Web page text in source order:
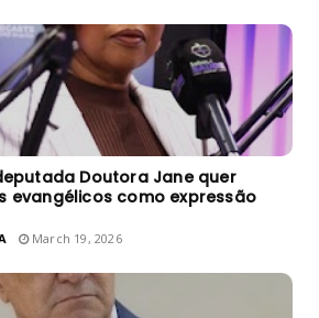
Doutora Jane quer
evangélicos como expressão
March 19, 2026